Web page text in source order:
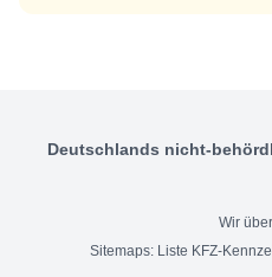
Deutschlands nicht-
Wir
Sitemaps: Liste KFZ-